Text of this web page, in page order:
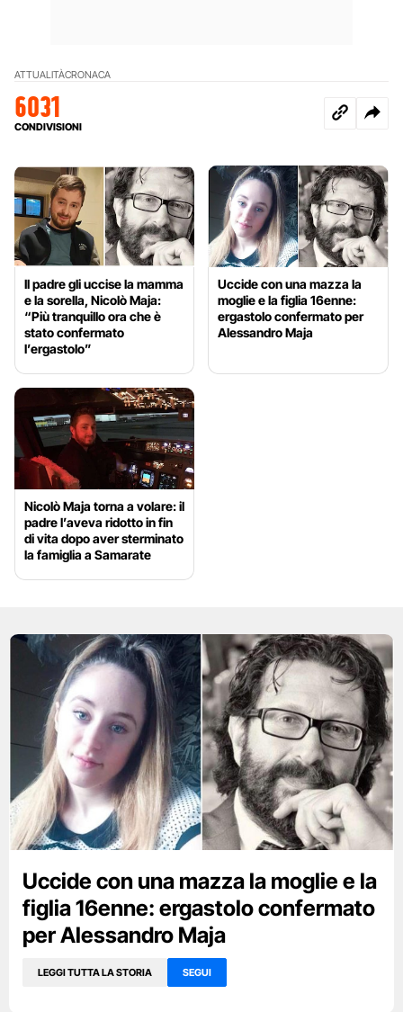
ATTUALITÀCRONACA
6031
CONDIVISIONI
Il padre gli uccise la mamma
e la sorella, Nicolò Maja:
“Più tranquillo ora che è
stato confermato
l’ergastolo”
Uccide con una mazza la
moglie e la figlia 16enne:
ergastolo confermato per
Alessandro Maja
Nicolò Maja torna a volare: il
padre l’aveva ridotto in fin
di vita dopo aver sterminato
la famiglia a Samarate
Uccide con una mazza la moglie e la
figlia 16enne: ergastolo confermato
per Alessandro Maja
LEGGI TUTTA LA STORIA SEGUI